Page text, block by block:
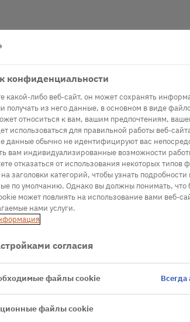
конфиденциальности
какой-либо веб-сайт, он может сохранять
получать из него данные, в основном в виде
относиться к вам, вашим предпочтениям,
использоваться для правильной работы веб-
данные обычно не идентифицируют вас
вам индивидуализированные возможности
отказаться от использования некоторых типов
заголовки категорий, чтобы узнать
по умолчанию. Однако вы должны понимать, что
может повлиять на использование вами веб-
нами услуги.
согласия
файлы cookie Всегда
файлы cookie
Try